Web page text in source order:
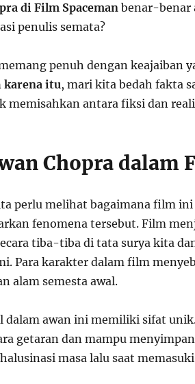
di Film Spacemanbenar-benar
penulis semata?
penuh dengan keajaiban
karena itu, mari kita bedah fakta
memisahkan antara fiksi dan
Chopra dalam
perlu melihat bagaimana film ini
fenomena tersebut. Film
tiba-tiba di tata surya kita
Para karakter dalam film
alam semesta awal.
dalam awan ini memiliki sifat
getaran dan mampu
masa lalu saat